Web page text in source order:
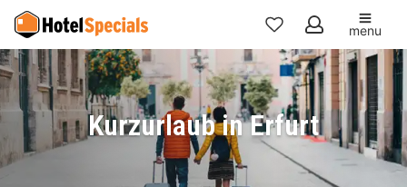
Meine
Favoriten
menu
Kurzurlaub in Erfurt